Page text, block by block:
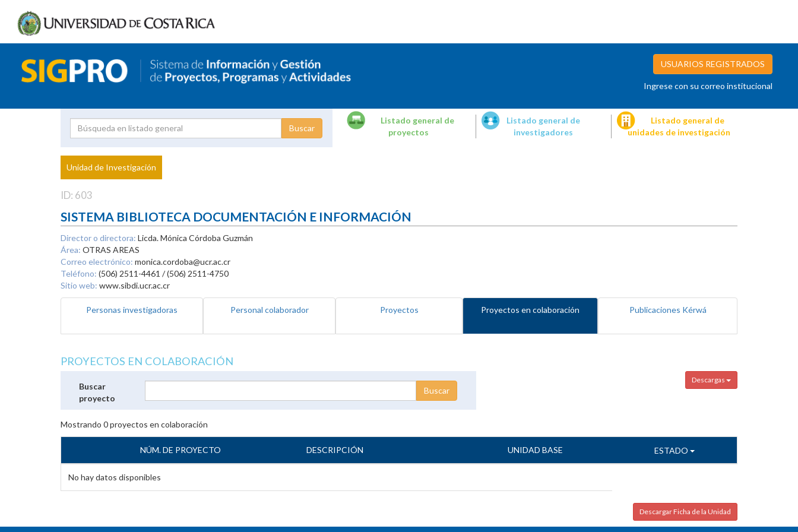
USUARIOS REGISTRADOS
Ingrese con su correo institucional
Proyecto
Investigador
Listado general de
proyectos
Listado general de
investigadores
Listado general de
unidades de investigación
Unidad de Investigación
ID: 603
SISTEMA BIBLIOTECA DOCUMENTACIÓN E INFORMACIÓN
Director o directora: Licda. Mónica Córdoba Guzmán
Área: OTRAS AREAS
Correo electrónico: monica.cordoba@ucr.ac.cr
Teléfono: (506) 2511-4461 / (506) 2511-4750
Sitio web: www.sibdi.ucr.ac.cr
Personas investigadoras Personal colaborador Proyectos Proyectos en colaboración Publicaciones Kérwá
PROYECTOS EN COLABORACIÓN
Descargas
Buscar
proyecto
Mostrando 0proyectos en colaboración
NÚM. DE PROYECTO DESCRIPCIÓN UNIDAD BASE ESTADO
No hay datos disponibles
Descargar Ficha de la Unidad